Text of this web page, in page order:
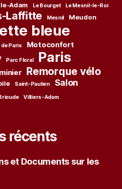
Adam Le Bourget
Le Mesnil-le-Roi
Laffitte Mesnil Meudon
bleue
Paris Motoconfort
Parc Floral Paris
Remorque vélo
Saint-Paulien Salon
Villiers-Adam
récents
et Documents sur les